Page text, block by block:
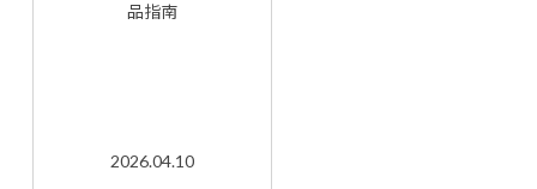
品指南
2026.04.10